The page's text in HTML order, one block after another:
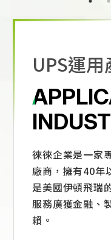
UPS運用
徠徠企業是一家
廠商，擁有40年
是美國伊頓飛瑞
服務廣獲金融、
賴。